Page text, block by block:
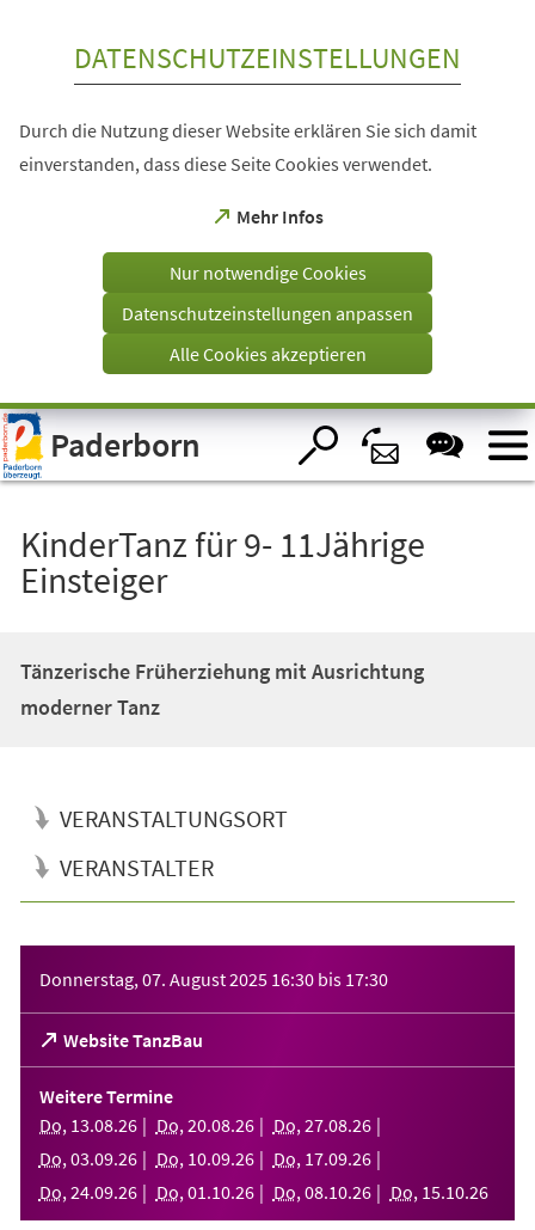
Visuelle
Assistenzsoftware
öffnen.
DATENSCHUTZEINSTELLUNGEN
Durch die Nutzung dieser Website erklären Sie sich damit
einverstanden, dass diese Seite Cookies verwendet.
Mehr Infos
(Öffnet
einem
Tab)
Nur notwendige Cookies
Datenschutzeinstellungen anpassen
Alle Cookies akzeptieren
Paderborn
KinderTanz für 9- 11Jährige
Einsteiger
Tänzerische Früherziehung mit Ausrichtung
moderner Tanz
VERANSTALTUNGSORT
VERANSTALTER
Donnerstag, 07. August 2025 16:30 bis 17:30
Website TanzBau
(Öffnet
in
einem
neuen
Tab)
Weitere Termine
Do, 13.08.26 Do, 20.08.26 Do, 27.08.26
Do, 03.09.26 Do, 10.09.26 Do, 17.09.26
Do, 24.09.26 Do, 01 .10.26 Do, 08.10.26 Do, 15.10.26